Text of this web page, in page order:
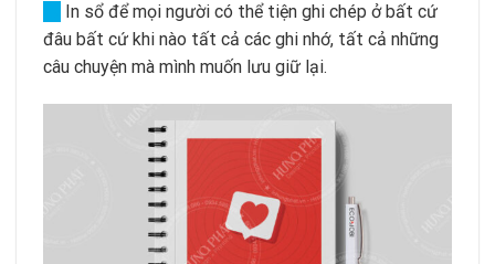
In sổ để mọi người có thể tiện ghi chép ở bất cứ
đâu bất cứ khi nào tất cả các ghi nhớ, tất cả những
câu chuyện mà mình muốn lưu giữ lại.